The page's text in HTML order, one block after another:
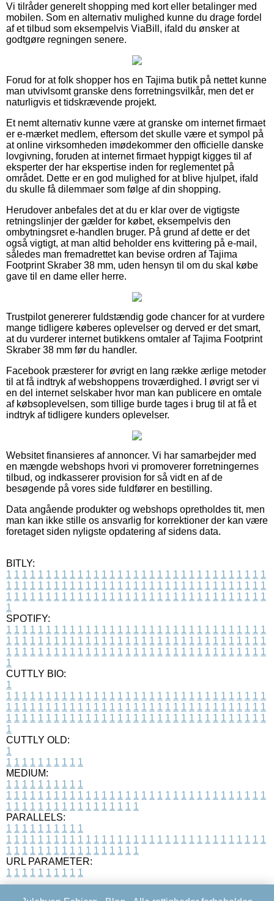
Vi tilråder generelt shopping med kort eller betalinger med
mobilen. Som en alternativ mulighed kunne du drage fordel
af et tilbud som eksempelvis ViaBill, ifald du ønsker at
godtgøre regningen senere.
Forud for at folk shopper hos en Tajima butik på nettet kunne
man utvivlsomt granske dens forretningsvilkår, men det er
naturligvis et tidskrævende projekt.
Et nemt alternativ kunne være at granske om internet firmaet
er e-mærket medlem, eftersom det skulle være et sympol på
at online virksomheden imødekommer den officielle danske
lovgivning, foruden at internet firmaet hyppigt kigges til af
eksperter der har ekspertise inden for reglementet på
området. Dette er en god mulighed for at blive hjulpet, ifald
du skulle få dilemmaer som følge af din shopping.
Herudover anbefales det at du er klar over de vigtigste
retningslinjer der gælder for købet, eksempelvis den
ombytningsret e-handlen bruger. På grund af dette er det
også vigtigt, at man altid beholder ens kvittering på e-mail,
således man fremadrettet kan bevise ordren af Tajima
Footprint Skraber 38 mm, uden hensyn til om du skal købe
gave til en dame eller herre.
Trustpilot genererer fuldstændig gode chancer for at vurdere
mange tidligere køberes oplevelser og derved er det smart,
at du vurderer internet butikkens omtaler af Tajima Footprint
Skraber 38 mm før du handler.
Facebook præsterer for øvrigt en lang række ærlige metoder
til at få indtryk af webshoppens troværdighed. I øvrigt ser vi
en del internet selskaber hvor man kan publicere en omtale
af købsoplevelsen, som tillige burde tages i brug til at få et
indtryk af tidligere kunders oplevelser.
Websitet finansieres af annoncer. Vi har samarbejder med
en mængde webshops hvori vi promoverer forretningernes
tilbud, og indkasserer provision for så vidt en af de
besøgende på vores side fuldfører en bestilling.
Data angående produkter og webshops opretholdes tit, men
man kan ikke stille os ansvarlig for korrektioner der kan være
foretaget siden nyligste opdatering af sidens data.
BITLY:
1 1 1 1 1 1 1 1 1 1 1 1 1 1 1 1 1 1 1 1 1 1 1 1 1 1 1 1 1 1 1 1 1
1 1 1 1 1 1 1 1 1 1 1 1 1 1 1 1 1 1 1 1 1 1 1 1 1 1 1 1 1 1 1 1 1
1 1 1 1 1 1 1 1 1 1 1 1 1 1 1 1 1 1 1 1 1 1 1 1 1 1 1 1 1 1 1 1 1
1
SPOTIFY:
1 1 1 1 1 1 1 1 1 1 1 1 1 1 1 1 1 1 1 1 1 1 1 1 1 1 1 1 1 1 1 1 1
1 1 1 1 1 1 1 1 1 1 1 1 1 1 1 1 1 1 1 1 1 1 1 1 1 1 1 1 1 1 1 1 1
1 1 1 1 1 1 1 1 1 1 1 1 1 1 1 1 1 1 1 1 1 1 1 1 1 1 1 1 1 1 1 1 1
1
CUTTLY BIO:
1
1 1 1 1 1 1 1 1 1 1 1 1 1 1 1 1 1 1 1 1 1 1 1 1 1 1 1 1 1 1 1 1 1
1 1 1 1 1 1 1 1 1 1 1 1 1 1 1 1 1 1 1 1 1 1 1 1 1 1 1 1 1 1 1 1 1
1 1 1 1 1 1 1 1 1 1 1 1 1 1 1 1 1 1 1 1 1 1 1 1 1 1 1 1 1 1 1 1 1
1
CUTTLY OLD:
1
1 1 1 1 1 1 1 1 1 1
MEDIUM:
1 1 1 1 1 1 1 1 1 1
1 1 1 1 1 1 1 1 1 1 1 1 1 1 1 1 1 1 1 1 1 1 1 1 1 1 1 1 1 1 1 1 1
1 1 1 1 1 1 1 1 1 1 1 1 1 1 1 1 1
PARALLELS:
1 1 1 1 1 1 1 1 1 1
1 1 1 1 1 1 1 1 1 1 1 1 1 1 1 1 1 1 1 1 1 1 1 1 1 1 1 1 1 1 1 1 1
1 1 1 1 1 1 1 1 1 1 1 1 1 1 1 1 1
URL PARAMETER:
1 1 1 1 1 1 1 1 1 1